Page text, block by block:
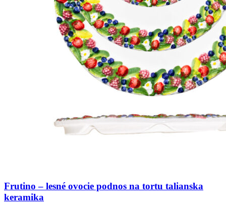
Frutino – lesné ovocie podnos na tortu talianska
keramika